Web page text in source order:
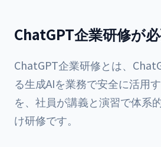
ChatGPT企業研修が
ChatGPT企業研修とは、
る生成AIを業務で安全に活用
を、社員が講義と演習で体系
け研修です。